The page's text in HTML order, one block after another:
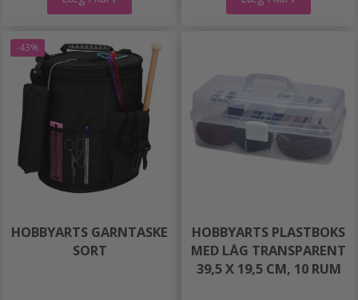
-43%
HOBBYARTS GARNTASKE
SORT
HOBBYARTS PLASTBOKS
MED LÅG TRANSPARENT
39,5 X 19,5 CM, 10 RUM